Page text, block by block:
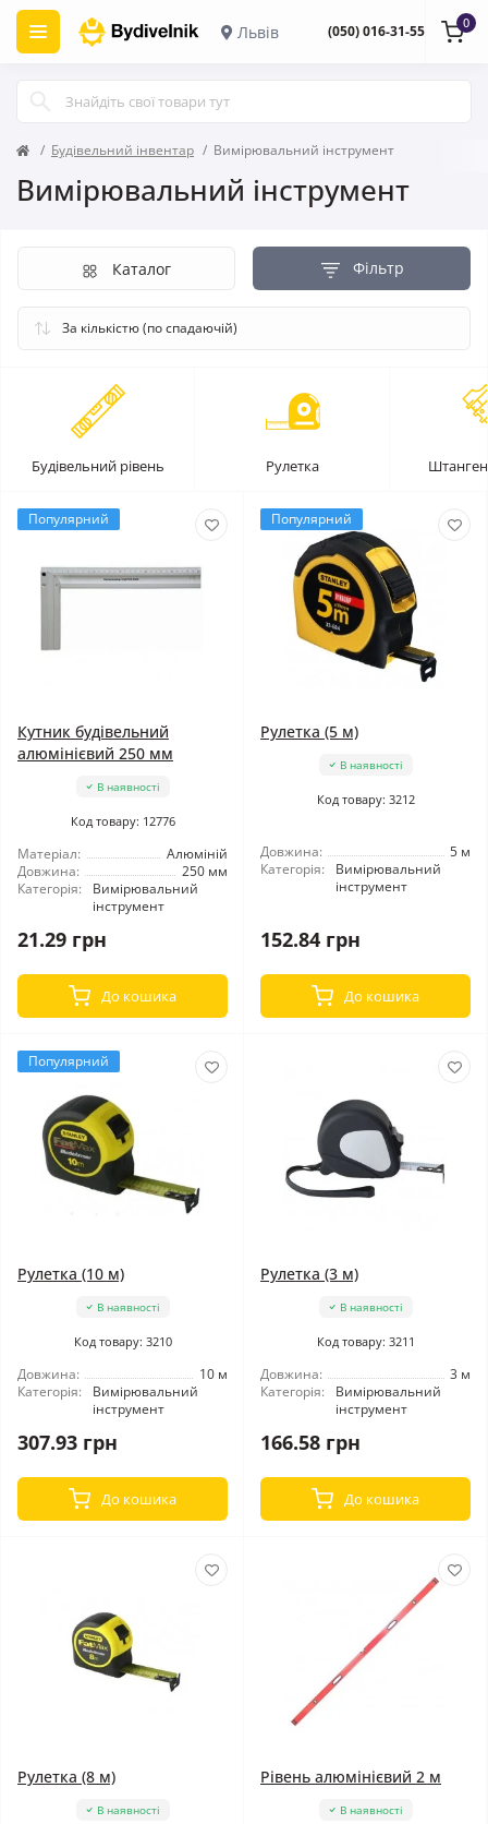
Львів (050) 016-31-55 0
Будівельний інвентар Вимірювальний інструмент
Вимірювальний інструмент
Фільтр
Каталог
Будівельний рівень Рулетка
Популярний
Кутник будівельний
алюмінієвий 250 мм
В наявності
Код товару: 12776
Матеріал:
Алюміній
Довжина:
250 мм
Категорія:
Вимірювальний
інструмент
21.29 грн
До кошика
Популярний
Рулетка (5 м)
В наявності
Код товару: 3212
Довжина:
5 м
Категорія:
Вимірювальний
інструмент
152.84 грн
До кошика
Популярний
Рулетка (10 м)
В наявності
Код товару: 3210
Довжина:
10 м
Категорія:
Вимірювальний
інструмент
307.93 грн
До кошика
Рулетка (3 м)
В наявності
Код товару: 3211
Довжина:
3 м
Категорія:
Вимірювальний
інструмент
166.58 грн
До кошика
Рулетка (8 м)
В наявності
Рівень алюмінієвий 2 м
В наявності